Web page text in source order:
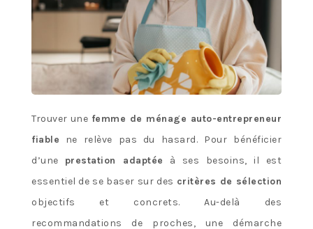
Trouver une femme de ménage auto-entrepreneur
fiable ne relève pas du hasard. Pour bénéficier
d’une prestation adaptée
à ses besoins, il est
essentiel de se baser sur des critères de sélection
objectifs et concrets. Au-delà des
recommandations de proches, une démarche